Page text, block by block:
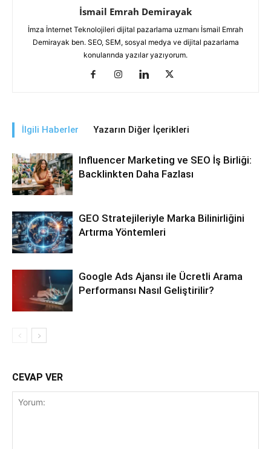
İsmail Emrah Demirayak
İmza İnternet Teknolojileri dijital pazarlama uzmanı İsmail Emrah
Demirayak ben. SEO, SEM, sosyal medya ve dijital pazarlama
konularında yazılar yazıyorum.
İlgili Haberler Yazarın Diğer İçerikleri
Influencer Marketing ve SEO İş Birliği:
Backlinkten Daha Fazlası
GEO Stratejileriyle Marka Bilinirliğini
Artırma Yöntemleri
Google Ads Ajansı ile Ücretli Arama
Performansı Nasıl Geliştirilir?
CEVAP VER